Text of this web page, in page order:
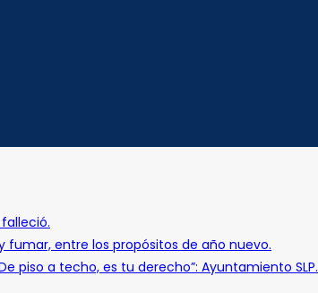
fumar, entre los propósitos de año nuevo.
piso a techo, es tu derecho”: Ayuntamiento SLP.